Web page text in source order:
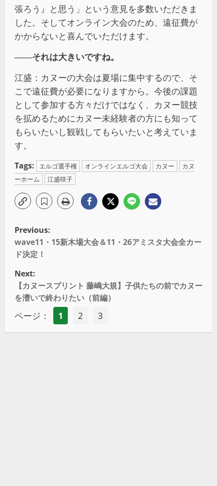
張ろう』と思う」という意見を多数いただきま
した。そしてオンライン大会のため、遠征費が
かからないと喜んでいただけます。
――それは大きいですね。
江盛：カヌーの大会は夏場に集中するので、そ
こで遠征費が必要になりますから。今後の課題
として参加する方々だけではなく、カヌー競技
を拡めるためにカヌー未経験者の方にも知って
もらいたいし観戦してもらいたいと考えていま
す。
Tags: エルゴ選手権 オンラインエルゴ大会 カヌー
カヌ
ーホーム
江盛咲子
Previous:
wave11・15新木場大会＆11・26アミスタ大会全カー
ド決定！
Next:
【カヌースプリント 藤嶋大規】子供たちの前でカヌー
を漕いで終わりたい（前編）
ページ： 1 2 3